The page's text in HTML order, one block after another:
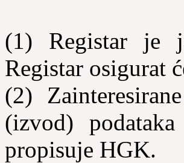
(1) Registar je
Registar osigurat
(2)
(izvod)
propisuje HGK.